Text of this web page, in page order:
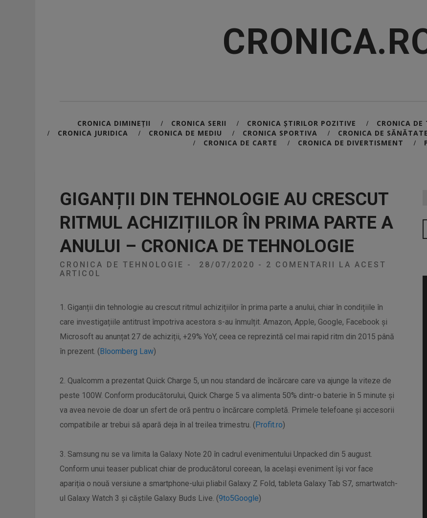
CRONICA DIMINEȚII / CRONICA SERII / CRONICA ȘTIRILOR POZITIVE / CRONICA DE
/ CRONICA JURIDICA / CRONICA DE MEDIU / CRONICA SPORTIVA / CRONICA DE SĂNĂTATE
/ CRONICA DE CARTE / CRONICA DE DIVERTISMENT /
GIGANȚII DIN TEHNOLOGIE AU CRESCUT
RITMUL ACHIZIȚIILOR ÎN PRIMA PARTE A
ANULUI – CRONICA DE TEHNOLOGIE
CRONICA DE TEHNOLOGIE - 28/07/2020 -
2 COMENTARII LA ACEST
ARTICOL
1. Giganții din tehnologie au crescut ritmul achizițiilor în prima parte a anului, chiar în condițiile în
care investigațiile antitrust împotriva acestora s-au înmulțit. Amazon, Apple, Google, Facebook și
Microsoft au anunțat 27 de achiziții, +29% YoY, ceea ce reprezintă cel mai rapid ritm din 2015 până
în prezent. (Bloomberg Law)
2. Qualcomm a prezentat Quick Charge 5, un nou standard de încărcare care va ajunge la viteze de
peste 100W. Conform producătorului, Quick Charge 5 va alimenta 50% dintr-o baterie în 5 minute și
va avea nevoie de doar un sfert de oră pentru o încărcare completă. Primele telefoane și accesorii
compatibile ar trebui să apară deja în al treilea trimestru. (Profit.ro)
3. Samsung nu se va limita la Galaxy Note 20 în cadrul evenimentului Unpacked din 5 august.
Conform unui teaser publicat chiar de producătorul coreean, la același eveniment își vor face
apariția o nouă versiune a smartphone-ului pliabil Galaxy Z Fold, tableta Galaxy Tab S7, smartwatch-
ul Galaxy Watch 3 și căștile Galaxy Buds Live. (9to5Google)